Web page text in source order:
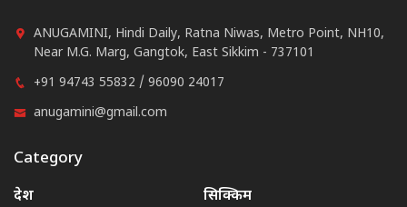
ANUGAMINI, Hindi Daily, Ratna Niwas, Metro Point, NH10,
Near M.G. Marg, Gangtok, East Sikkim - 737101
+91 94743 55832 / 96090 24017
anugamini@gmail.com
Category
देश
सिक्किम